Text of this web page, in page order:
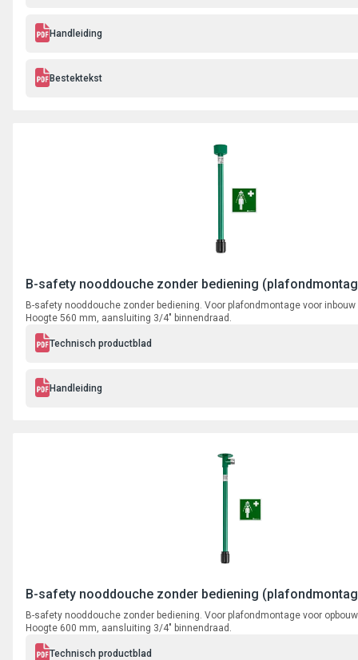
Handleiding
Bestektekst
B-safety nooddouche zonder bediening
B-safety nooddouche zonder bediening. Voor plafondmontage voor
Hoogte 560 mm, aansluiting 3/4" binnendraad.
Technisch productblad
Handleiding
B-safety nooddouche zonder bediening
B-safety nooddouche zonder bediening. Voor plafondmontage voor
Hoogte 600 mm, aansluiting 3/4" binnendraad.
Technisch productblad